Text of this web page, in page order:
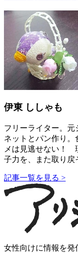
伊東 ししゃも
フリーライター。
ネットとパン作り
メは見逃せない！
子力を、また取り戻
記事一覧を見る >
女性向けに情報を発